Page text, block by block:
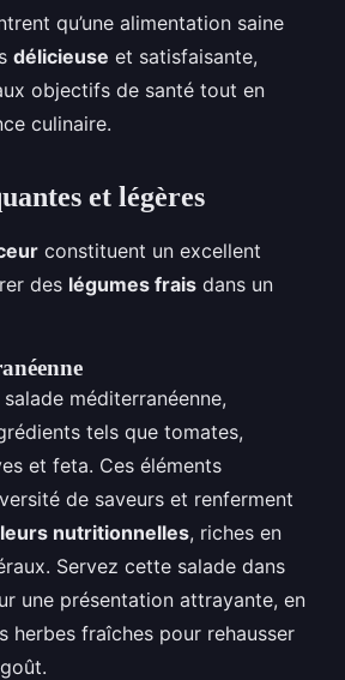
qu’une alimentation saine
délicieuse et satisfaisante,
objectifs de santé tout en
culinaire.
et légères
constituent un excellent
des légumes frais dans un
méditerranéenne,
tels que tomates,
et feta. Ces éléments
de saveurs et renferment
nutritionnelles, riches en
Servez cette salade dans
une présentation attrayante, en
herbes fraîches pour rehausser